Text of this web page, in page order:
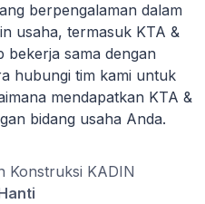
berpengalaman dalam
usaha, termasuk KTA &
bekerja sama dengan
hubungi tim kami untuk
mendapatkan KTA &
bidang usaha Anda.